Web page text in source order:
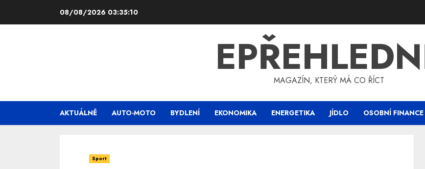
08/08/2026 03:35:11
MAGAZÍN, KTERÝ MÁ CO ŘÍCT
AKTUÁLNĚ AUTO-MOTO BYDLENÍ EKONOMIKA ENERGETIKA JÍDLO OSOBNÍ FINANCE
Sport